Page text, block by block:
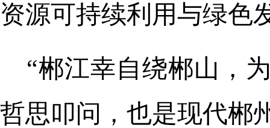
资源可持续利用与绿色
“郴江幸自绕郴山，
哲思叩问，也是现代郴